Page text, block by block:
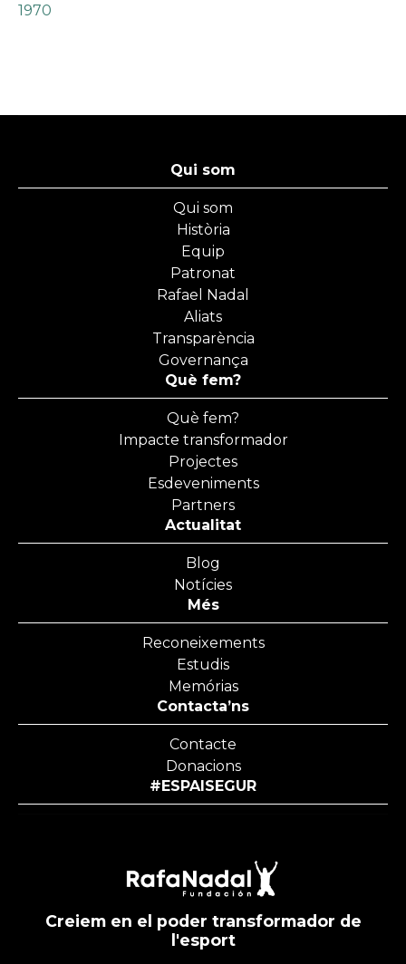
1970
Qui som
Qui som
Història
Equip
Patronat
Rafael Nadal
Aliats
Transparència
Governança
Què fem?
Què fem?
Impacte transformador
Projectes
Esdeveniments
Partners
Actualitat
Blog
Notícies
Més
Reconeixements
Estudis
Memórias
Contacta’ns
Contacte
Donacions
#ESPAISEGUR
Creiem en el poder transformador de
l'esport